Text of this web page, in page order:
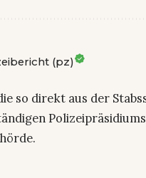
(pz)
so direkt aus der